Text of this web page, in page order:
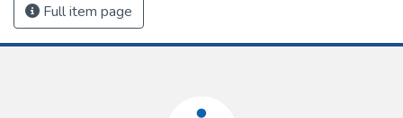
Full item page